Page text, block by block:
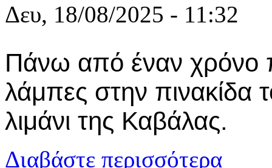
Δευ, 18/08/2025 - 11:32
Πάνω από έναν χρόνο
λάμπες στην πινακίδα
λιμάνι της Καβάλας.
Διαβάστε περισσότερα